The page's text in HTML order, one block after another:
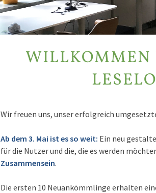
WILLKOMMEN
Wir freuen uns, unser erfolgreich
Ab dem 3. Mai ist es so weit: Ein neu
für die Nutzer und die, die es werden
Zusammensein.
Die ersten 10 Neuankömmlinge erhalten